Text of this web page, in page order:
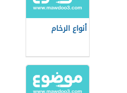
أنواع الرخام